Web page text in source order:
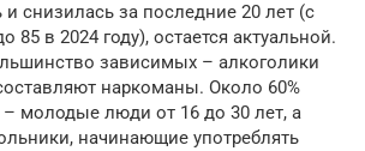
и снизилась за последние 20 лет (с
85 в 2024 году), остается актуальной.
зависимых – алкоголики
наркоманы. Около 60%
молодые люди от 16 до 30 лет, а
начинающие употреблять